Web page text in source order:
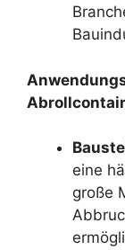
eine
große